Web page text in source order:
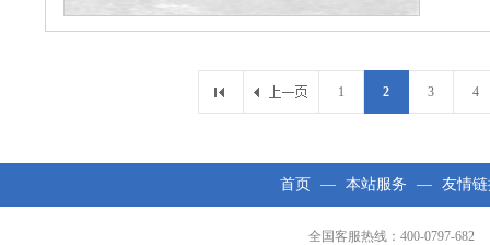
1 2 3 4
首页 — 本站服务 — 友情
全国客服热线：400-0797-